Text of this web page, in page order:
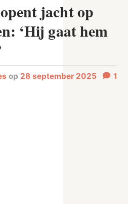
jacht op
‘Hij gaat hem
op 28 september 2025 1